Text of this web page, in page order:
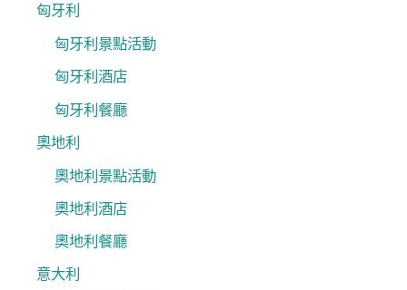
匈牙利
匈牙利景點活動
匈牙利酒店
匈牙利餐廳
奧地利
奧地利景點活動
奧地利酒店
奧地利餐廳
意大利